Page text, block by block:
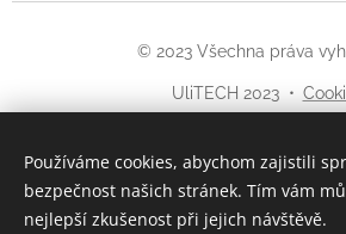
© 2023 Všechna práva
UliTECH 2023
Čeština
English
Používáme cookies, abychom zajistili
bezpečnost našich stránek. Tím vám
nejlepší zkušenost při jejich návštěvě.